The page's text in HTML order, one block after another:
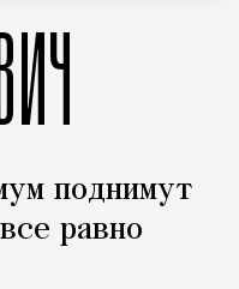
поднимут
равно